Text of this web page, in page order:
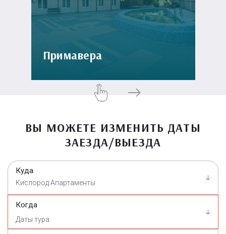
Примавера
ВЫ МОЖЕТЕ ИЗМЕНИТЬ ДАТЫ
ЗАЕЗДА/ВЫЕЗДА
Куда
Кислород Апартаменты
Когда